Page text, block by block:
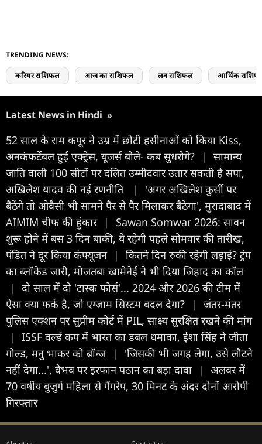
TRENDING NEWS:
करियर राशिफल आज का राशिफल लव राशिफल आर्थिक
Latest News in Hindi »
52 साल के राम कपूर ने उम्र में छोटी हसीनाओं को किया Kiss,
अनकंफर्टेबल हुई एक्ट्रेस, यूजर्स बोले- कब सुधरोगे?
|
सामान्य
जाति वाली 100 सीटों पर दलित उम्मीदवार उतार सकती है सपा,
अखिलेश यादव की नई रणनीति
|
'अगर अखिलेश कुर्सी पर
बैठेंगे तो ओवैसी भी सामने पैर से पैर मिलाकर बैठेगा', मुरादाबाद में
AIMIM चीफ की हुंकार |
Sawan Somwar 2026: सावन
शुरू होने में बस 3 दिन बाकी, ये रहेगी पहले सोमवार की तारीख,
पंडित ने दूर किया कंफ्यूजन |
कितने दिन रुकी रहेगी लड़ाई? ट्रंप
का ब्लॉकेड जारी, मोजतबा खामेनेई ने भी दिया जिहाद का कॉल
|
दो साल में दो 'टास्‍क फोर्स'... 2024 और 2026 की टीम में
ऐसा क्‍या फर्क है, जो एग्‍जाम स‍िस्‍टम बदल देगा?
|
जंतर-मंतर
पुलिस एक्शन पर सुप्रीम कोर्ट में PIL, साक्ष्य सुरक्षित रखने की मांग
|
ISSF वर्ल्ड कप में भारत का डबल धमाका, ईशा सिंह ने जीता
गोल्ड, मनु भाकर को ब्रॉन्ज |
'जिसकी भी जगह लेगा, उसे लौटने
नहीं देगा...', वैभव पर इरफान पठान का बड़ा दावा
|
अलवर में
70 वर्षीय बुजुर्ग महिला से गैंगरेप, 30 मिनट के अंदर दोनों आरोपी
गिरफ्तार